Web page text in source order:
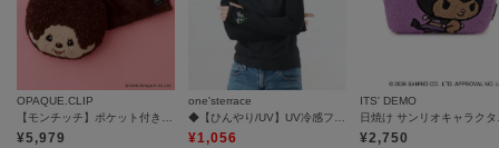
OPAQUE.CLIP
【モンチッチ】ポケット付きブランケット入りフェイス型クッション
¥5,979
one'sterrace
◆【ひんやり/UV】UV冷感フラワー アームカバー 指無
¥1,056
ITS' DEMO
日焼
¥2,750